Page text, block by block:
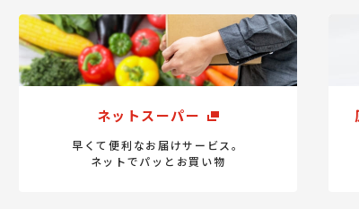
ネットスーパー
早くて便利なお届けサービス。
ネットでパッとお買い物